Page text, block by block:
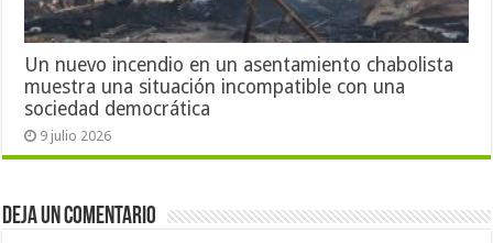
Un nuevo incendio en un asentamiento chabolista
muestra una situación incompatible con una
sociedad democrática
9 julio 2026
Deja un comentario